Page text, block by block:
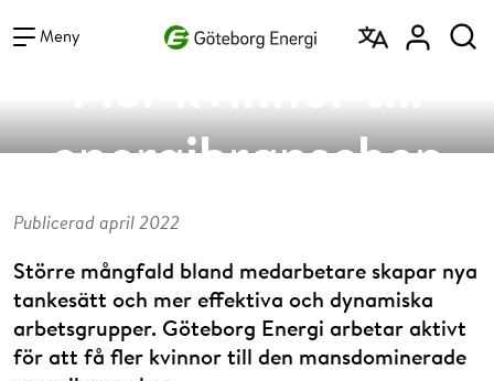
Meny
energibranschen
Publicerad april 2022
Större mångfald bland medarbetare skapar nya
tankesätt och mer effektiva och dynamiska
arbetsgrupper. Göteborg Energi arbetar aktivt
för att få fler kvinnor till den mansdominerade